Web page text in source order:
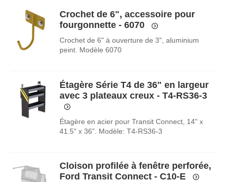
Crochet de 6", accessoire pour
fourgonnette - 6070
Crochet de 6" à ouverture de 3", aluminium
peint. Modèle 6070
Étagère Série T4 de 36" en largeur
avec 3 plateaux creux - T4-RS36-3
Étagère en acier pour Transit Connect, 14" x
41.5" x 36". Modèle: T4-RS36-3
Cloison profilée à fenêtre perforée,
Ford Transit Connect - C10-E